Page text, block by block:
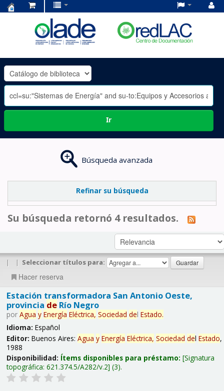
OLADE
-
Ir
Búsqueda avanzada
Refinar su búsqueda
Su búsqueda retornó 4 resultados.
| | Seleccionar títulos para:
Hacer reserva
Estación transformadora San Antonio Oeste,
provincia deRío Negro
por Agua y Energía Eléctrica, Sociedad del Estado.
Idioma: Español
Editor: Buenos Aires: Agua y Energía Eléctrica, Sociedad del Estado,
1988
Disponibilidad: Ítems disponibles para préstamo: Signatura
topográfica: 621.374.5/A282/v.2 (3).